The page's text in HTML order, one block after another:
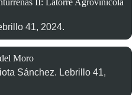
II: Latorre Agrovinícola
41, 2024.
Moro
Sánchez. Lebrillo 41,